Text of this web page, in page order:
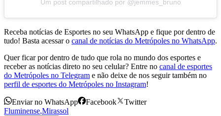
Um post compartilhado por @jemmes_bruno
Receba notícias de Esportes no seu WhatsApp e fique por dentro de
tudo! Basta acessar o canal de notícias do Metrópoles no WhatsApp.
Quer ficar por dentro de tudo que rola no mundo dos esportes e
receber as notícias direto no seu celular? Entre no canal de esportes
do Metrópoles no Telegram e não deixe de nos seguir também no
perfil de esportes do Metrópoles no Instagram!
Enviar no WhatsApp Facebook
Twitter
Fluminense,Mirassol